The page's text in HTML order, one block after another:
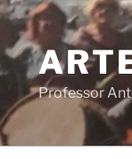
Professor